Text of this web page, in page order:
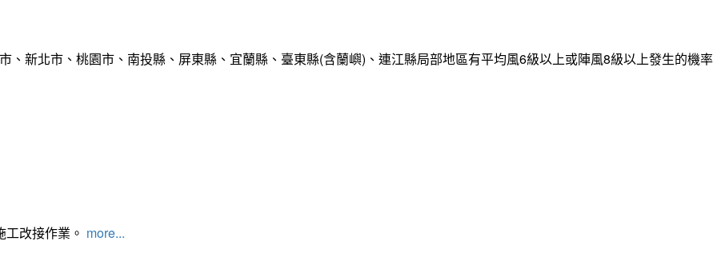
、新北市、桃園市、南投縣、屏東縣、宜蘭縣、臺東縣(含蘭嶼)、連江縣局部地區有平均風6級以上或陣風8級以上發生的機率
改接作業。 more...